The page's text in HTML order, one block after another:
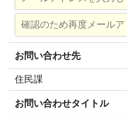
お問い合わせ先
住民課
お問い合わせタイトル